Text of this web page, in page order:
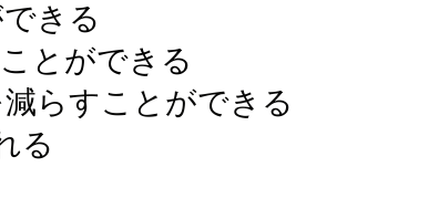
きる
とができる
らすことができる
る